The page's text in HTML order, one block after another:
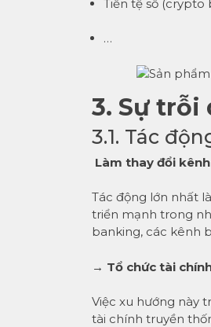
Tiền tệ số (crypto
…
3. Sự trỗi
3.1. Tác
Làm thay đổi
Tác động lớn nhất
triển mạnh trong
banking, các kênh
→ Tổ chức tài
Việc xu hướng này
tài chính truyền